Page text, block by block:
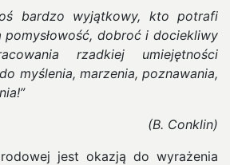
bardzo wyjątkowy, kto potrafi
dobroć i dociekliwy
rzadkiej umiejętności
myślenia, marzenia, poznawania,
(B. Conklin)
jest okazją do wyrażenia